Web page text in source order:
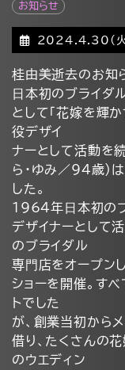
お知らせ
2024.4.30(
桂由美逝去のお知
⽇本初のブライダ
として「花嫁を輝
役デザイ
ナーとして活動を
ら・ゆみ／94歳）
した。
1964年⽇本初のブ
デザイナーとして
のブライダル
専⾨店をオープン
ショーを開催。すべ
トでした
が、創業当初から
借り、たくさんの
のウエディン